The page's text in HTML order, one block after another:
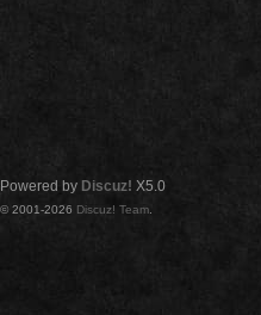
Powered by Discuz! X5.0
© 2001-2026 Discuz! Team